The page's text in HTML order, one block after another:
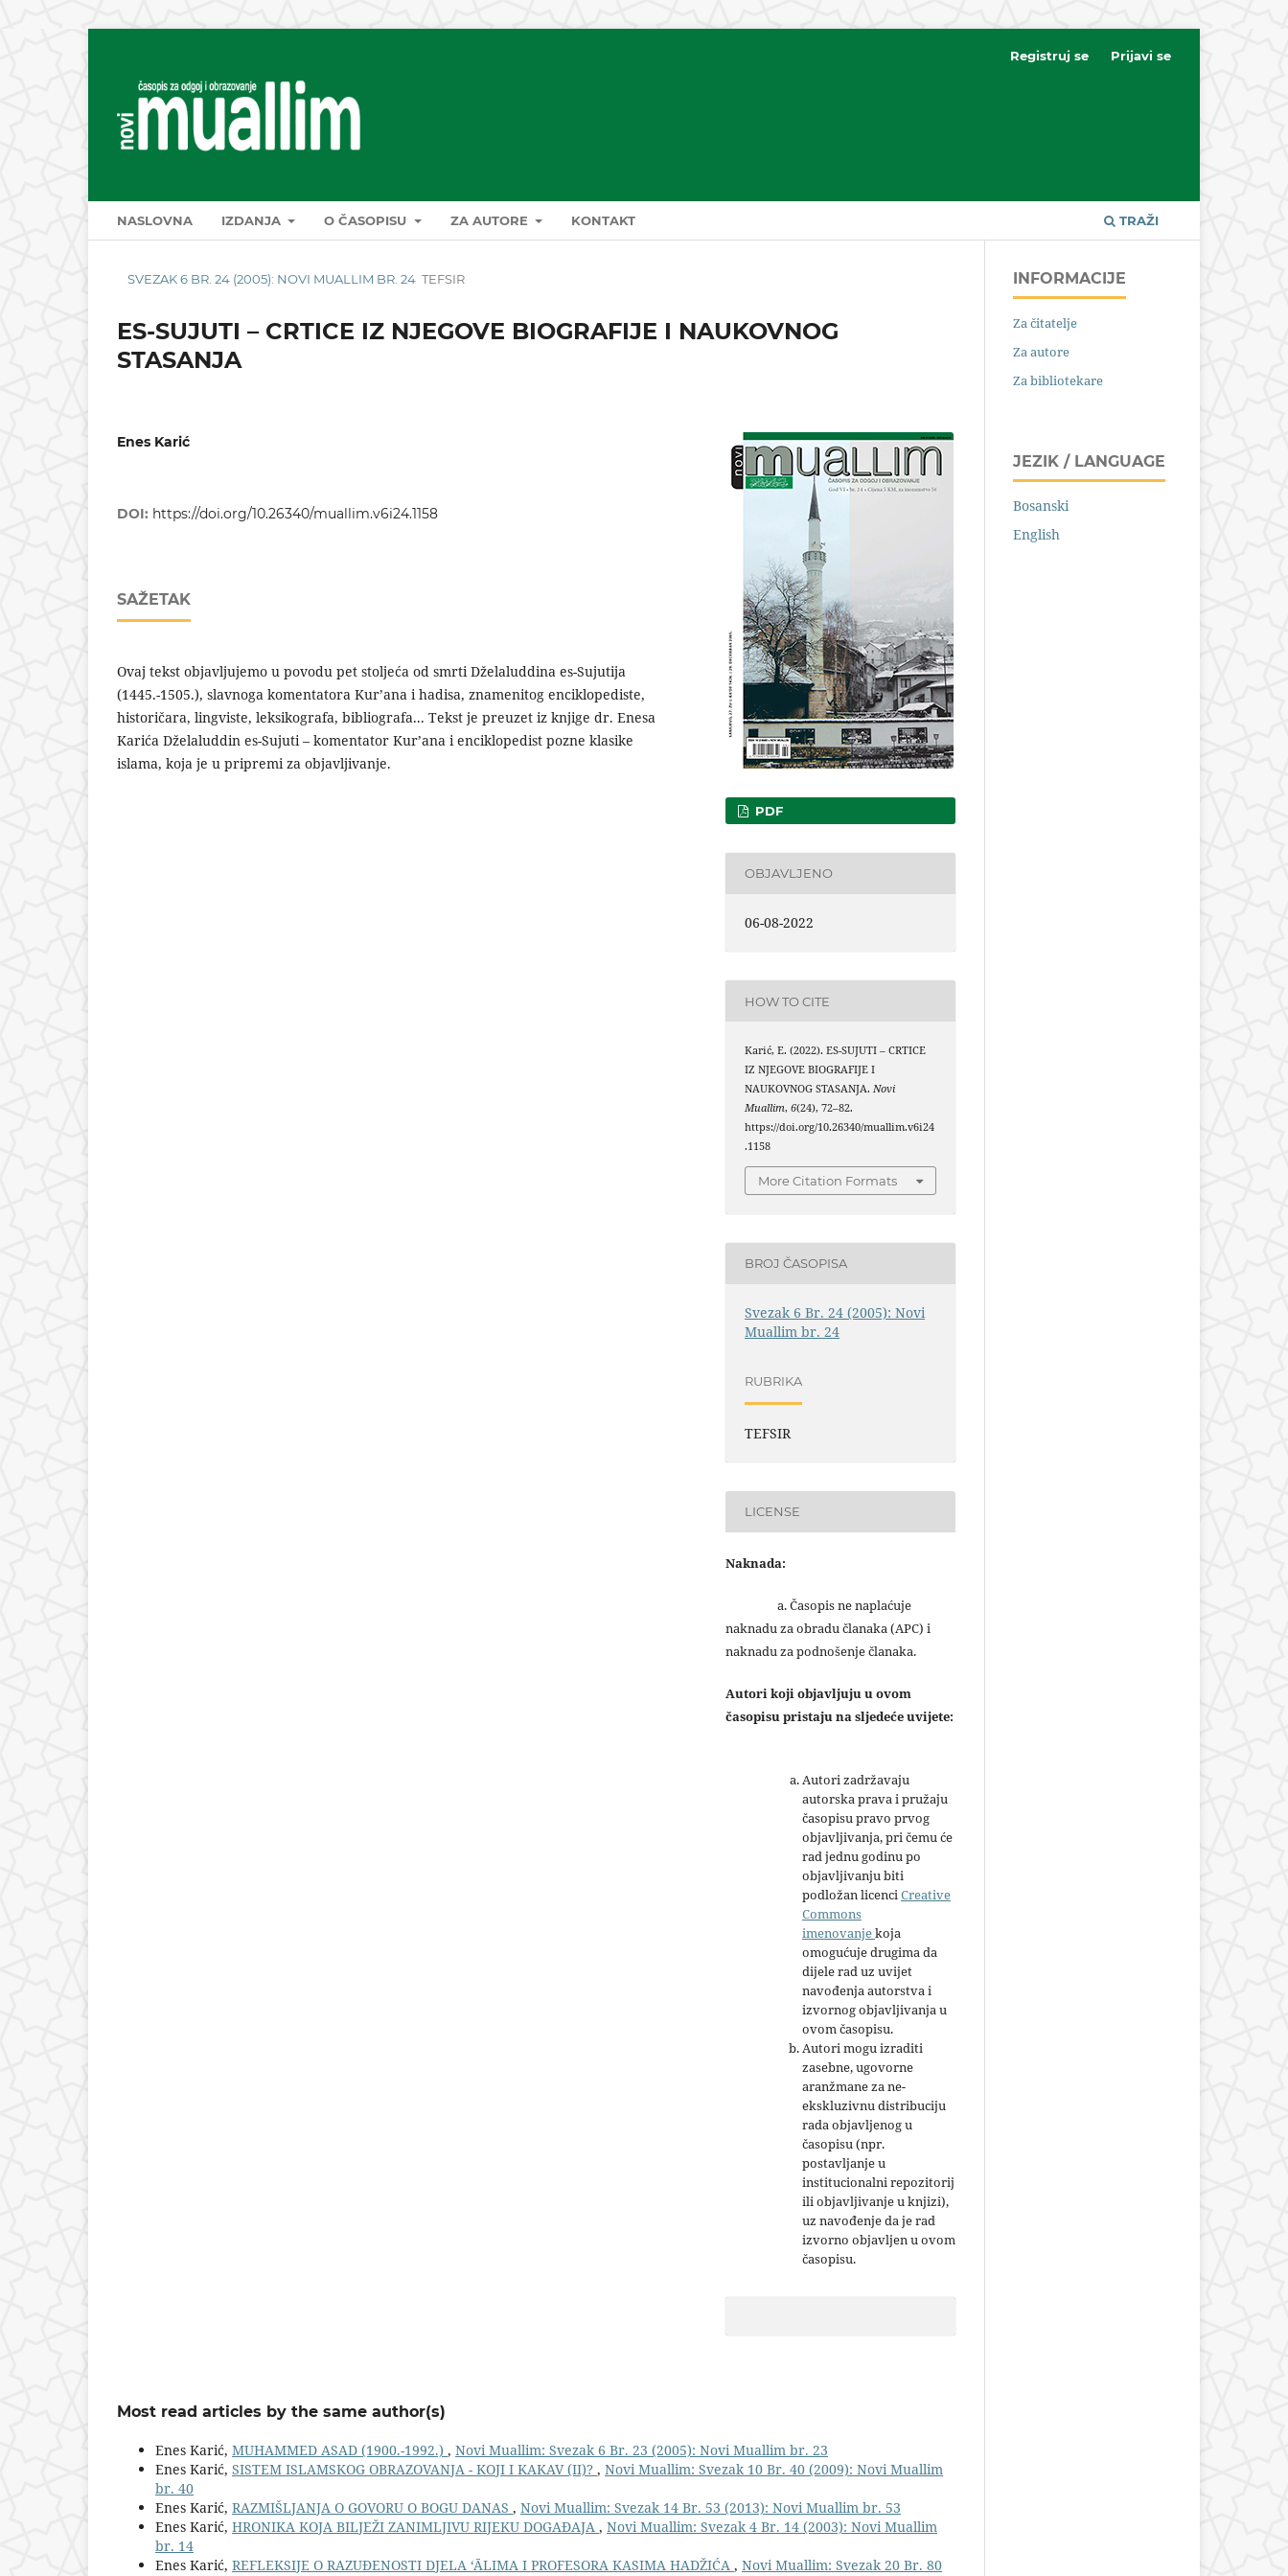
NASLOVNA IZDANJA O ČASOPISU ZA AUTORE KONTAKT TRAŽI
Registruj se Prijavi se
SVEZAK 6 BR. 24 (2005): NOVI MUALLIM BR. 24 TEFSIR
ES-SUJUTI – CRTICE IZ NJEGOVE BIOGRAFIJE I NAUKOVNOG
STASANJA
Enes Karić
DOI: https://doi.org/10.26340/muallim.v6i24.1158
SAŽETAK
Ovaj tekst objavljujemo u povodu pet stoljeća od smrti Dželaluddina es-Sujutija
(1445.-1505.), slavnoga komentatora Kur’ana i hadisa, znamenitog enciklopediste,
historičara, lingviste, leksikografa, bibliografa... Tekst je preuzet iz knjige dr. Enesa
Karića Dželaluddin es-Sujuti – komentator Kur’ana i enciklopedist pozne klasike
islama, koja je u pripremi za objavljivanje.
PDF
OBJAVLJENO
06-08-2022
HOW TO CITE
Karić, E. (2022). ES-SUJUTI – CRTICE
IZ NJEGOVE BIOGRAFIJE I
NAUKOVNOG STASANJA.Novi
Muallim,6(24), 72–82.
https://doi.org/10.26340/muallim.v6i24
.1158
More Citation Formats
BROJ ČASOPISA
Svezak 6 Br. 24 (2005): Novi
Muallim br. 24
RUBRIKA
TEFSIR
LICENSE
Naknada:
a. Časopis ne naplaćuje
naknadu za obradu članaka (APC) i
naknadu za podnošenje članaka.
Autori koji objavljuju u ovom
časopisu pristaju na sljedeće uvijete:
Autori zadržavaju
autorska prava i pružaju
časopisu pravo prvog
objavljivanja, pri čemu će
rad jednu godinu po
objavljivanju biti
podložan licenciCreative
Commons
imenovanjekoja
omogućuje drugima da
dijele rad uz uvijet
navođenja autorstva i
izvornog objavljivanja u
ovom časopisu.
Autori mogu izraditi
zasebne, ugovorne
aranžmane za ne-
ekskluzivnu distribuciju
rada objavljenog u
časopisu (npr.
postavljanje u
institucionalni repozitorij
ili objavljivanje u knjizi),
uz navođenje da je rad
izvorno objavljen u ovom
časopisu.
Most read articles by the same author(s)
Enes Karić, MUHAMMED ASAD (1900.-1992.) , Novi Muallim: Svezak 6 Br. 23 (2005): Novi Muallim br. 23
Enes Karić, SISTEM ISLAMSKOG OBRAZOVANJA - KOJI I KAKAV (II)? , Novi Muallim: Svezak 10 Br. 40 (2009): Novi Muallim
br. 40
Enes Karić, RAZMIŠLJANJA O GOVORU O BOGU DANAS , Novi Muallim: Svezak 14 Br. 53 (2013): Novi Muallim br. 53
Enes Karić, HRONIKA KOJA BILJEŽI ZANIMLJIVU RIJEKU DOGAĐAJA , Novi Muallim: Svezak 4 Br. 14 (2003): Novi Muallim
br. 14
Enes Karić, REFLEKSIJE O RAZUĐENOSTI DJELA ‘ĀLIMA I PROFESORA KASIMA HADŽIĆA , Novi Muallim: Svezak 20 Br. 80
INFORMACIJE
Za čitatelje
Za autore
Za bibliotekare
JEZIK / LANGUAGE
Bosanski
English